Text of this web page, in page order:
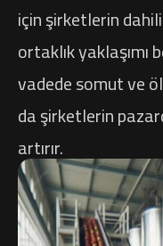
için şirketlerin
ortaklık yaklaşımı
vadede somut ve
da şirketlerin
artırır.